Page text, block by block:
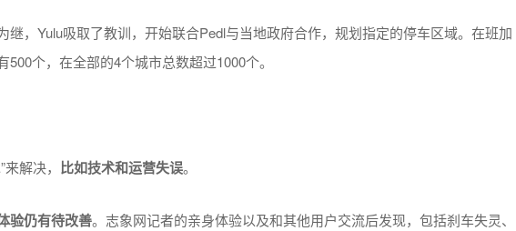
继，Yulu吸取了教训，开始联合Pedl与当地政府合作，规划指定的停车区域。在班加
个，在全部的4个城市总数超过1000个。
解决， 比如技术和运营失误。
验仍有待改善。志象网记者的亲身体验以及和其他用户交流后发现，包括刹车失灵、